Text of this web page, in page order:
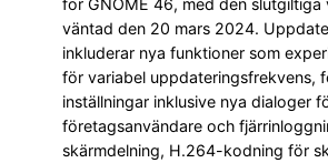
väntad den 20 mars 2024.
inkluderar nya funktioner som
för variabel uppdateringsfrekvens,
inställningar inklusive nya dialoger
företagsanvändare och
skärmdelning, H.264-kodning för